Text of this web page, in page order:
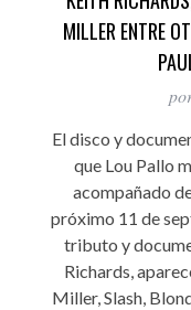
MILLER ENTRE
El disco y
que Lou Pallo
acompañado
próximo 11 de
tributo y
Richards,
Miller, Slash,